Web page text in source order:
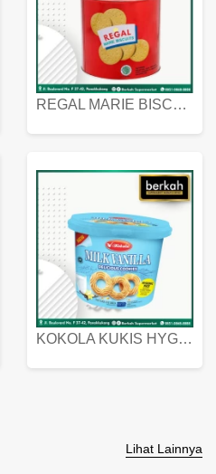
REGAL MARIE BISCUIT KALENG 550 GRAM
KOKOLA KUKIS HYGIENIC MILK VANILLA PACK 320 GR
Lihat Lainnya